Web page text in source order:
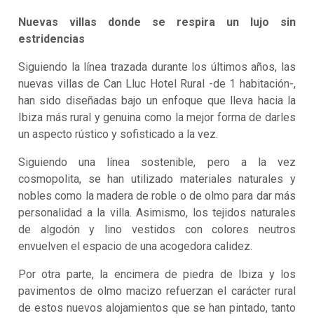
Nuevas villas donde se respira un lujo sin
estridencias
Siguiendo la línea trazada durante los últimos años, las
nuevas villas de Can Lluc Hotel Rural -de 1 habitación-,
han sido diseñadas bajo un enfoque que lleva hacia la
Ibiza más rural y genuina como la mejor forma de darles
un aspecto rústico y sofisticado a la vez.
Siguiendo una línea sostenible, pero a la vez
cosmopolita, se han utilizado materiales naturales y
nobles como la madera de roble o de olmo para dar más
personalidad a la villa. Asimismo, los tejidos naturales
de algodón y lino vestidos con colores neutros
envuelven el espacio de una acogedora calidez.
Por otra parte, la encimera de piedra de Ibiza y los
pavimentos de olmo macizo refuerzan el carácter rural
de estos nuevos alojamientos que se han pintado, tanto